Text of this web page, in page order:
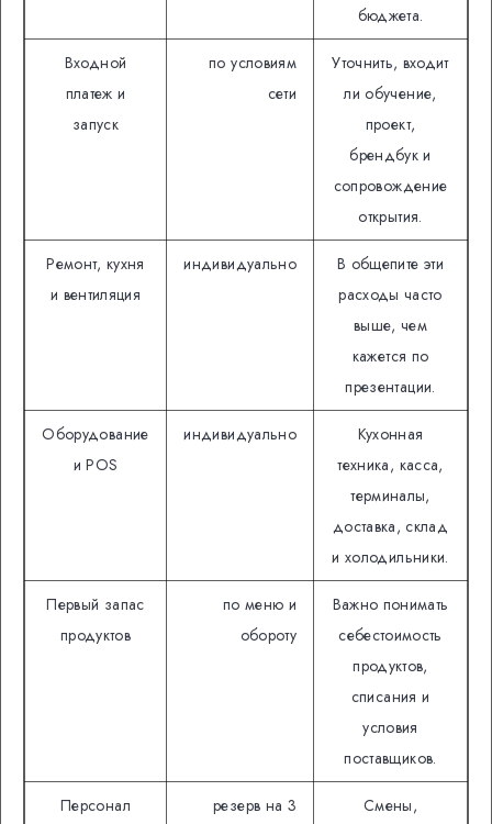
бюджета.
Входной
платеж и
запуск
по условиям
сети
Уточнить, входит
ли обучение,
проект,
брендбук и
сопровождение
открытия.
Ремонт, кухня
и вентиляция
индивидуально
В общепите эти
расходы часто
выше, чем
кажется по
презентации.
Оборудование
и POS
индивидуально
Кухонная
техника, касса,
терминалы,
доставка, склад
и холодильники.
Первый запас
продуктов
по меню и
обороту
Важно понимать
себестоимость
продуктов,
списания и
условия
поставщиков.
Персонал
резерв на 3
Смены,